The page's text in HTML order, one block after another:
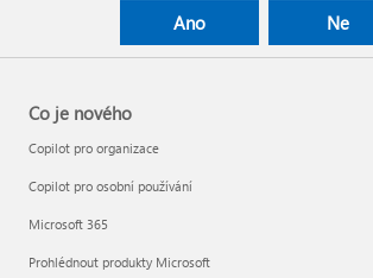
Ano Ne
Co je nového
Copilot pro organizace
Copilot pro osobní používání
Microsoft 365
Prohlédnout produkty Microsoft